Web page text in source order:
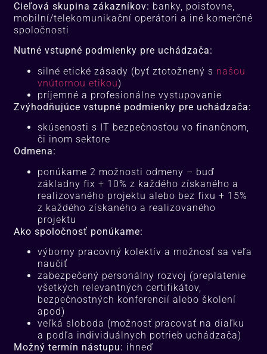
Cieľová skupina zákazníkov: banky, poisťovne,
mobilní/telekomunikační operátori a iné komerčné
spoločnosti
Nutné vstupné podmienky pre uchádzača:
silné etické zásady (byť ztotožnený s našou
vnútornou etikou)
príjemné a profesionálne vystupovanie
Zvýhodňujúce vstupné podmienky pre uchádzača:
skúsenosti s IT bezpečnosťou vo finančnom,
či inom sektore
Odmena:
ponúkame 2 možnosti odmeny – buď
základny fix + 10% z každého získaného a
realizovaného projektu alebo bez fixu + 15%
z každého získaného a realizovaného
projektu
Ako spoločnosť ponúkame:
výborny pracovný kolektív a možnosť sa veľa
naučiť
zabezpečený personálny rozvoj (preplatenie
všetkých relevantných certifikátov,
bezpečnostných konferencií alebo školení
apod)
veľká sloboda (možnosť pracovať na diaľku
a podľa individuálnych potrieb uchádzača)
Možný termín nástupu: ihneď